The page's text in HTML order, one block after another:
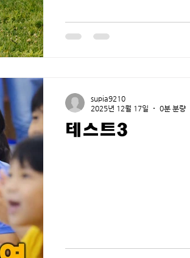
테스트3
supia9210
2025년 12월 17일
0분 분량